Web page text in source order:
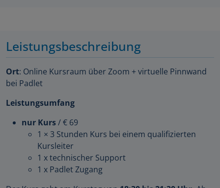
Leistungsbeschreibung
Ort: Online Kursraum über Zoom + virtuelle Pinnwand
bei Padlet
Leistungsumfang
nur Kurs/ € 69
1 × 3 Stunden Kurs bei einem qualifizierten
Kursleiter
1 x technischer Support
1 x Padlet Zugang